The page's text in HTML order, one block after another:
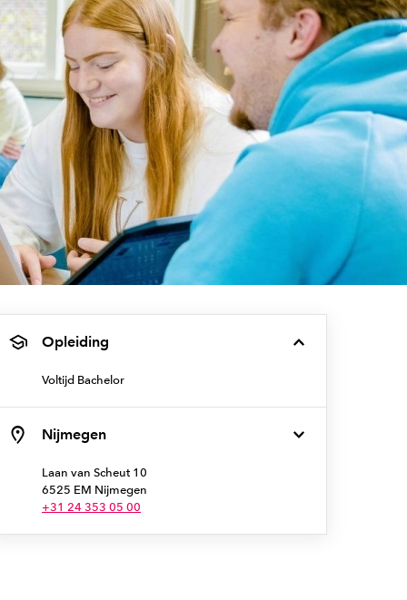
Opleiding
Voltijd Bachelor
Nijmegen
Laan van Scheut 10
6525 EM Nijmegen
+31 24 353 05 00